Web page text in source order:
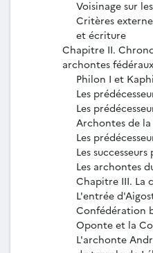
Voisinage sur
Critères
et écriture
Chapitre II.
archontes fédéraux
Philon I et
Les
Les
Archontes de
Les
Les
Les archontes
Chapitre III. La
L'entrée
Confédération
Oponte et la
L'archonte